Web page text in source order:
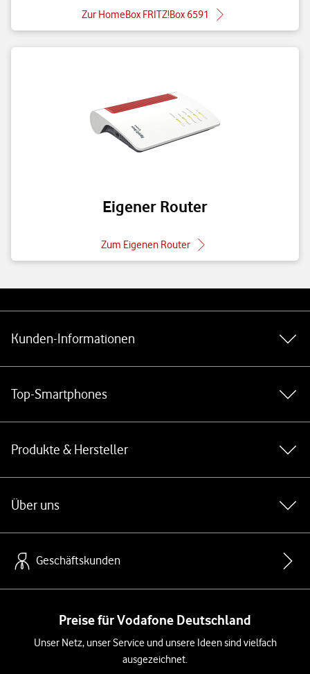
Zur HomeBox FRITZ!Box 6591
Eigener Router
Zum Eigenen Router
Kunden-Informationen
Top-Smartphones
Produkte & Hersteller
Über uns
Geschäftskunden
Preise für Vodafone Deutschland
Unser Netz, unser Service und unsere Ideen sind vielfach
ausgezeichnet.